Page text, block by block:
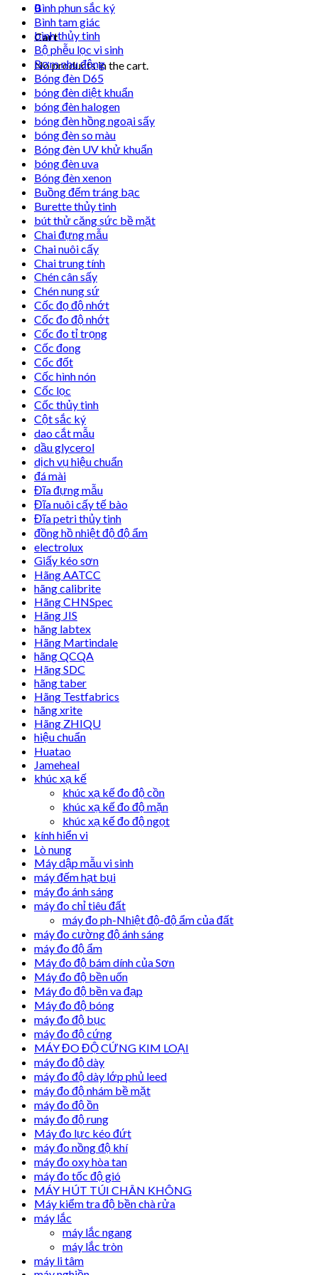
0
Cart
No products in the cart.
Bình phun sắc ký
Bình tam giác
bình thủy tinh
Bộ phễu lọc vi sinh
Bơm nhu động
Bóng đèn D65
bóng đèn diệt khuẩn
bóng đèn halogen
bóng đèn hồng ngoại sấy
bóng đèn so màu
Bóng đèn UV khử khuẩn
bóng đèn uva
Bóng đèn xenon
Buồng đếm tráng bạc
Burette thủy tinh
bút thử căng sức bề mặt
Chai đựng mẫu
Chai nuôi cấy
Chai trung tính
Chén cân sấy
Chén nung sứ
Cốc đọ độ nhớt
Cốc đo độ nhớt
Cốc đo tỉ trọng
Cốc đong
Cốc đốt
Cốc hình nón
Cốc lọc
Cốc thủy tinh
Cột sắc ký
dao cắt mẫu
dầu glycerol
dịch vụ hiệu chuẩn
đá mài
Đĩa đựng mẫu
Đĩa nuôi cấy tế bào
Đĩa petri thủy tinh
đồng hồ nhiệt độ độ ẩm
electrolux
Giấy kéo sơn
Hãng AATCC
hãng calibrite
Hãng CHNSpec
Hãng JIS
hãng labtex
Hãng Martindale
hãng QCQA
Hãng SDC
hãng taber
Hãng Testfabrics
hãng xrite
Hãng ZHIQU
hiệu chuẩn
Huatao
Jameheal
khúc xạ kế
khúc xạ kế đo độ cồn
khúc xạ kế đo độ mặn
khúc xạ kế đo độ ngọt
kính hiển vi
Lò nung
Máy dập mẫu vi sinh
máy đếm hạt bụi
máy đo ánh sáng
máy đo chỉ tiêu đất
máy đo ph-Nhiệt độ-độ ẩm của đất
máy đo cường độ ánh sáng
máy đo độ ẩm
Máy đo độ bám dính của Sơn
Máy đo độ bền uốn
Máy đo độ bền va đạp
Máy đo độ bóng
máy đo độ bục
máy đo độ cứng
MÁY ĐO ĐỘ CỨNG KIM LOẠI
máy đo độ dày
máy đo độ dày lớp phủ leed
máy đo độ nhám bề mặt
máy đo độ ồn
máy đo độ rung
Máy đo lực kéo đứt
máy đo nồng độ khí
máy đo oxy hòa tan
máy đo tốc độ gió
MÁY HÚT TÚI CHÂN KHÔNG
Máy kiểm tra độ bền chà rửa
máy lắc
máy lắc ngang
máy lắc tròn
máy li tâm